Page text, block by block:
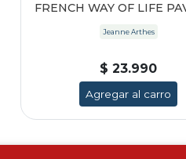
FRENCH WAY OF LIFE
Jeanne Arthes
$ 23.990
Agregar al carro